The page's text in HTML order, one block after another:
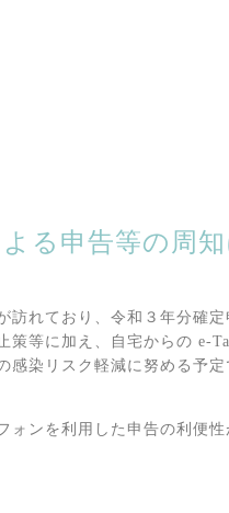
る申告等の周
れており、令和３年分確
等に加え、自宅からの e-
感染リスク軽減に努める予定
ォンを利用した申告の利便